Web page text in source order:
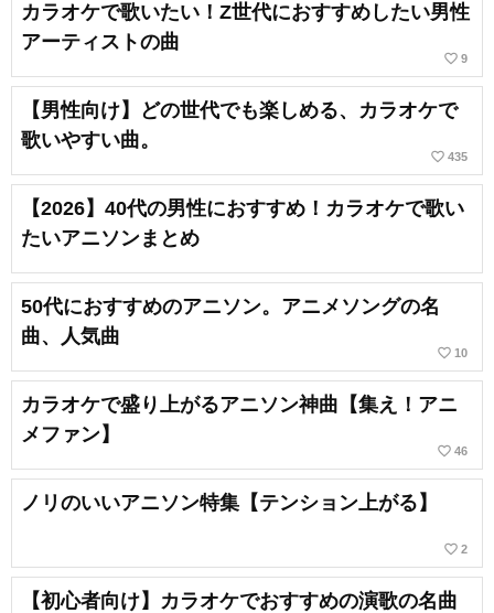
カラオケで歌いたい！Z世代におすすめしたい男性
アーティストの曲
favorite_border 9
【男性向け】どの世代でも楽しめる、カラオケで
歌いやすい曲。
favorite_border 435
【2026】40代の男性におすすめ！カラオケで歌い
たいアニソンまとめ
50代におすすめのアニソン。アニメソングの名
曲、人気曲
favorite_border 10
カラオケで盛り上がるアニソン神曲【集え！アニ
メファン】
favorite_border 46
ノリのいいアニソン特集【テンション上がる】
favorite_border 2
【初心者向け】カラオケでおすすめの演歌の名曲